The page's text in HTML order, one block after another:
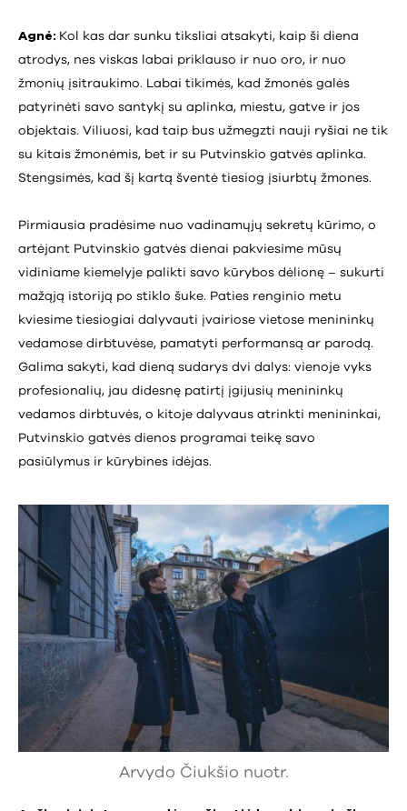
Agnė: Kol kas dar sunku tiksliai atsakyti, kaip ši diena
atrodys, nes viskas labai priklauso ir nuo oro, ir nuo
žmonių įsitraukimo. Labai tikimės, kad žmonės galės
patyrinėti savo santykį su aplinka, miestu, gatve ir jos
objektais. Viliuosi, kad taip bus užmegzti nauji ryšiai ne tik
su kitais žmonėmis, bet ir su Putvinskio gatvės aplinka.
Stengsimės, kad šį kartą šventė tiesiog įsiurbtų žmones.
Pirmiausia pradėsime nuo vadinamųjų sekretų kūrimo, o
artėjant Putvinskio gatvės dienai pakviesime mūsų
vidiniame kiemelyje palikti savo kūrybos dėlionę – sukurti
mažąją istoriją po stiklo šuke. Paties renginio metu
kviesime tiesiogiai dalyvauti įvairiose vietose menininkų
vedamose dirbtuvėse, pamatyti performansą ar parodą.
Galima sakyti, kad dieną sudarys dvi dalys: vienoje vyks
profesionalių, jau didesnę patirtį įgijusių menininkų
vedamos dirbtuvės, o kitoje dalyvaus atrinkti menininkai,
Putvinskio gatvės dienos programai teikę savo
pasiūlymus ir kūrybines idėjas.
Arvydo Čiukšio nuotr.